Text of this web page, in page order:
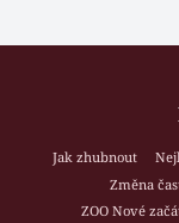
Jak zhubnout
Změna
ZOO Nové